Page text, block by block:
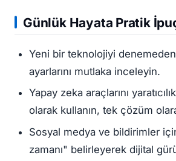
Günlük Hayata Pratik
Yeni bir teknolojiyi
ayarlarını mutlaka inceleyin.
Yapay zeka araçlarını
olarak kullanın, tek çözüm
Sosyal medya ve bildirimler
zamanı" belirleyerek dijital